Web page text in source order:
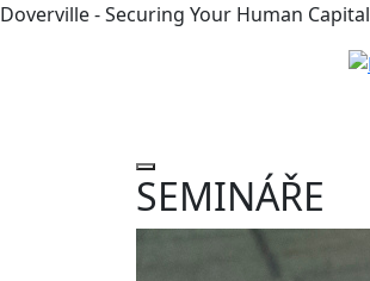
Doverville - Securing Your Human Capital
SEMINÁŘE